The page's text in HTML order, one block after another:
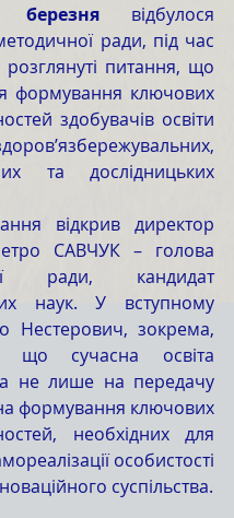
березня
відбулося
ради, під час
питання, що
формування ключових
здобувачів освіти
та дослідницьких
САВЧУК – голова
ради, кандидат
наук. У вступному
Нестерович, зокрема,
що сучасна освіта
не лише на передачу
формування ключових
необхідних для
особистості
суспільства.